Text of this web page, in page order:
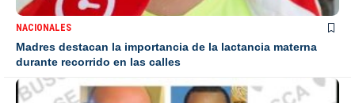
NACIONALES
Madres destacan la importancia de la lactancia materna
durante recorrido en las calles